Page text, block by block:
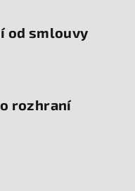
od smlouvy
rozhraní